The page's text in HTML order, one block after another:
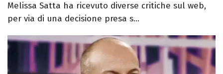
Melissa Satta ha ricevuto diverse critiche sul web,
per via di una decisione presa s...